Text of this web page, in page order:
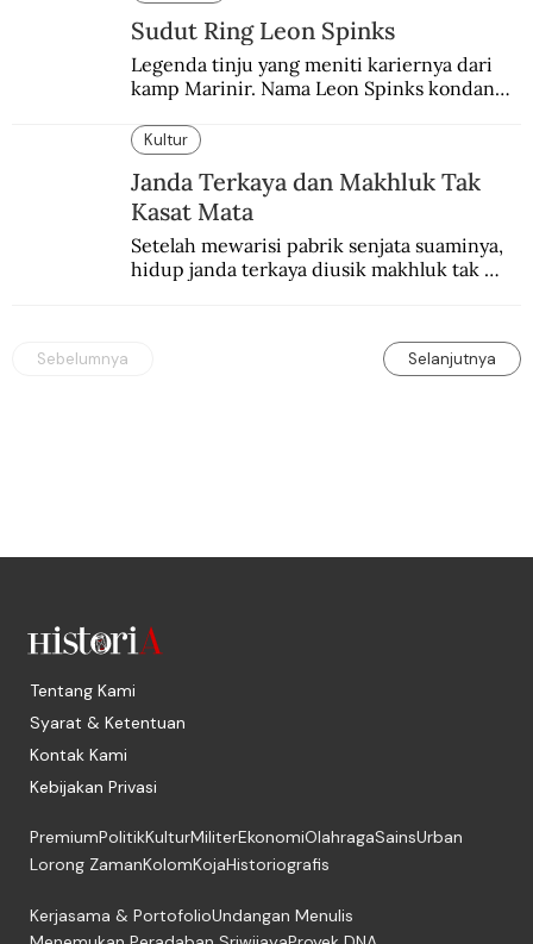
Sudut Ring Leon Spinks
Legenda tinju yang meniti kariernya dari
kamp Marinir. Nama Leon Spinks kondang
Muhammad Ali.
Kultur
Janda Terkaya dan Makhluk Tak
Kasat Mata
Setelah mewarisi pabrik senjata suaminya,
hidup janda terkaya diusik makhluk tak
Sebelumnya Selanjutnya
Tentang Kami
Syarat & Ketentuan
Kontak Kami
Kebijakan Privasi
PremiumPolitikKulturMiliterEkonomiOlahragaSainsUrban
Lorong ZamanKolomKojaHistoriografis
Kerjasama & PortofolioUndangan Menulis